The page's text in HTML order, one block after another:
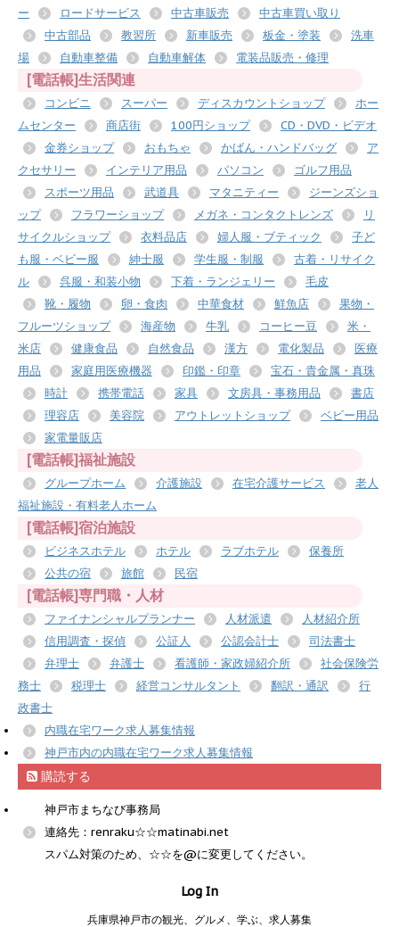
ー
ロードサービス 中古車販売
中古車買い取り
中古部品
教習所 新車販売 板金・塗装
洗車
場
自動車整備 自動車解体 電装品販売・修理
[電話帳]生活関連
コンビニ スーパー ディスカウントショップ
ホー
ムセンター
商店街 100円ショップ
CD・DVD・ビデオ
金券ショップ
おもちゃ かばん・ハンドバッグ
ア
クセサリー
インテリア用品 パソコン
ゴルフ用品
スポーツ用品
武道具 マタニティー
ジーンズショ
ップ
フラワーショップ メガネ・コンタクトレンズ
リ
サイクルショップ
衣料品店 婦人服・ブティック
子ど
も服・ベビー服
紳士服 学生服・制服
古着・リサイク
ル
呉服・和装小物 下着・ランジェリー
毛皮
靴・履物
卵・食肉 中華食材 鮮魚店
果物・
フルーツショップ
海産物 牛乳 コーヒー豆
米・
米店
健康食品 自然食品 漢方 電化製品
医療
用品
家庭用医療機器 印鑑・印章
宝石・貴金属・真珠
時計
携帯電話 家具 文房具・事務用品
書店
理容店
美容院 アウトレットショップ
ベビー用品
家電量販店
[電話帳]福祉施設
グループホーム 介護施設 在宅介護サービス
老人
福祉施設・有料老人ホーム
[電話帳]宿泊施設
ビジネスホテル ホテル ラブホテル
保養所
公共の宿
旅館 民宿
[電話帳]専門職・人材
ファイナンシャルプランナー 人材派遣
人材紹介所
信用調査・探偵
公証人 公認会計士
司法書士
弁理士
弁護士 看護師・家政婦紹介所
社会保険労
務士
税理士 経営コンサルタント 翻訳・通訳
行
政書士
内職在宅ワーク求人募集情報
神戸市内の内職在宅ワーク求人募集情報
購読する
神戸市まちなび事務局
連絡先：renraku☆☆matinabi.net
スパム対策のため、☆☆を@に変更してください。
Log In
兵庫県神戸市の観光、グルメ、学ぶ、求人募集